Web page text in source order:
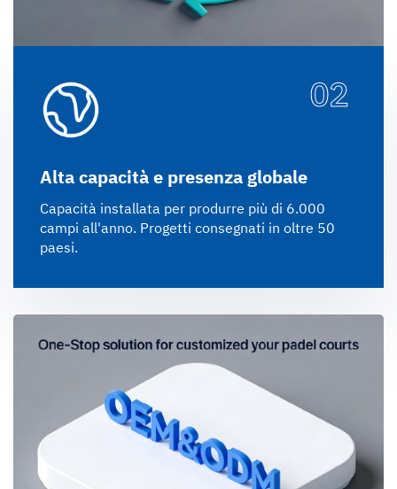
02
Alta capacità e presenza globale
Capacità installata per produrre più di 6.000
campi all'anno. Progetti consegnati in oltre 50
paesi.